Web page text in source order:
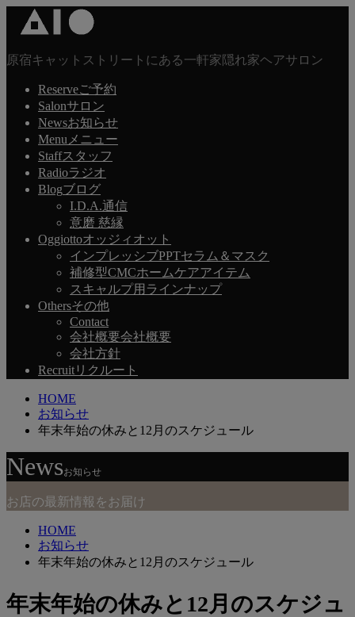
原宿キャットストリートにある一軒家隠れ家ヘアサロン
Reserveご予約
Salonサロン
Newsお知らせ
Menu メニュー
Staffスタッフ
Radioラジオ
Blogブログ
I.D.A.通信
意磨 慈縁
Oggiottoオッジィオット
インプレッシブPPTセラム＆マスク
補修型CMCホームケアアイテム
スキャルプ用ラインナップ
Othersその他
Contact
会社概要会社概要
会社方針
Recruit リクルート
HOME
お知らせ
年末年始の休みと12月のスケジュール
Newsお知らせ
お店の最新情報をお届け
HOME
お知らせ
年末年始の休みと12月のスケジュール
年末年始の休みと12月のスケジュ